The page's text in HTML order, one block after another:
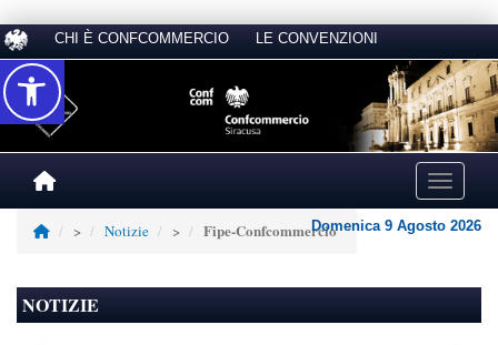
CHI È CONFCOMMERCIO LE CONVENZIONI
Toggle
> Notizie > Fipe-ConfcommercioDomenica 9 Agosto 2026
NOTIZIE
Accessibilità